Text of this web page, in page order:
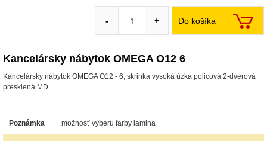
Do košíka
- +
Kancelársky nábytok OMEGA O12 6
Kancelársky nábytok OMEGA O12 - 6, skrinka vysoká úzka policová 2-dverová
presklená MD
Poznámka možnosť výberu farby lamina